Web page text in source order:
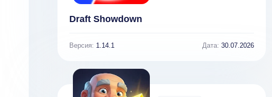
Draft Showdown
Версия: 1.14.1 Дата: 30.07.2026